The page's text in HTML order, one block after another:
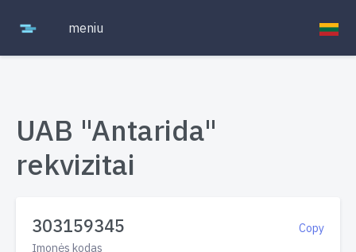
meniu
UAB "Antarida"
rekvizitai
Copy
303159345
Įmonės kodas